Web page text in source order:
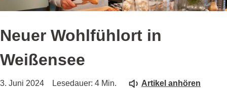
Neuer Wohlfühlort in
Weißensee
3. Juni 2024 Lesedauer: 4 Min. Artikel anhören